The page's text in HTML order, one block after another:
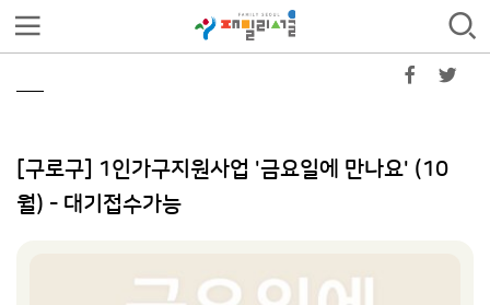
[구로구] 1인가구지원사업 '금요일에 만나요' (10
월) - 대기접수가능